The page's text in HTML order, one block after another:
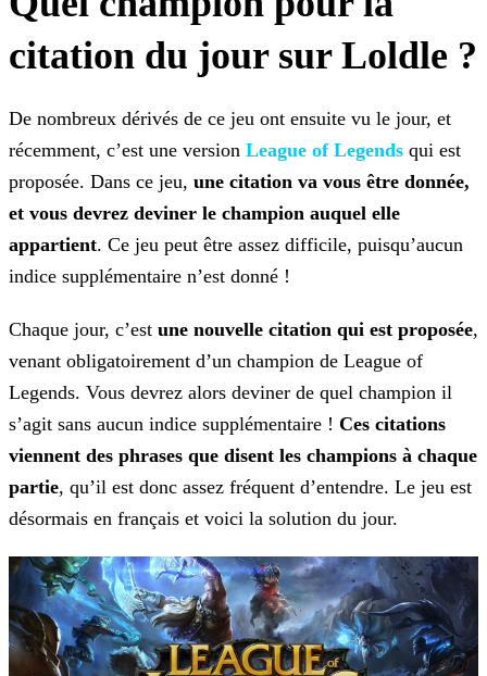
citation du jour sur Loldle ?
De nombreux dérivés de ce jeu ont ensuite vu le jour, et
récemment, c’est une version League of Legends qui est
proposée. Dans ce jeu, une citation va vous être donnée,
et vous devrez deviner le champion auquel elle
appartient. Ce jeu peut être assez difficile, puisqu’aucun
indice supplémentaire n’est donné !
Chaque jour, c’est une nouvelle citation qui est proposée,
venant obligatoirement d’un champion de League of
Legends. Vous devrez alors deviner de quel champion il
s’agit sans aucun indice supplémentaire ! Ces citations
viennent des phrases que disent les champions à chaque
partie, qu’il est donc assez fréquent d’entendre. Le jeu est
désormais en français et voici la solution du jour.